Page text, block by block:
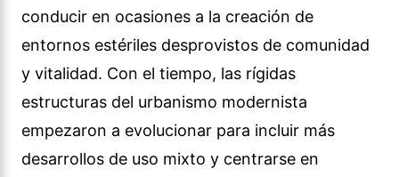
conducir en ocasiones a la creación de
entornos estériles desprovistos de comunidad
y vitalidad. Con el tiempo, las rígidas
estructuras del urbanismo modernista
empezaron a evolucionar para incluir más
desarrollos de uso mixto y centrarse en